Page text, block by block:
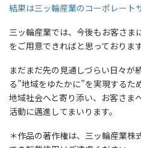
結果は三ッ輪産業のコーポレート
三ッ輪産業では、今後もお客さま
をご用意できればと思っております
まだまだ先の見通しづらい日々が
る”地域をゆたかに”を実現するた
地域社会へと寄り添い、お客さま
活動に邁進してまいります。
＊作品の著作権は、三ッ輪産業株